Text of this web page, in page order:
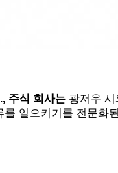
주식 회사는 광저우
일으키기를 전문화